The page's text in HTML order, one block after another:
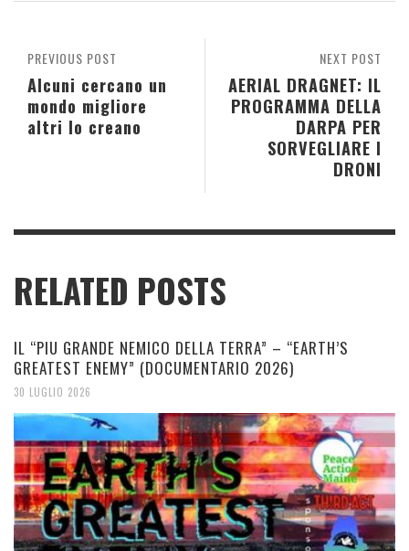
NEXT POST
AERIAL DRAGNET: IL
PROGRAMMA DELLA
DARPA PER
SORVEGLIARE I
DRONI
PREVIOUS POST
Alcuni cercano un
mondo migliore
altri lo creano
RELATED POSTS
IL “PIU GRANDE NEMICO DELLA TERRA” – “EARTH’S
GREATEST ENEMY” (DOCUMENTARIO 2026)
30 LUGLIO 2026